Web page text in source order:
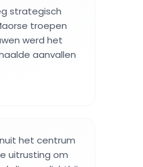
strategisch
troepen
werd het
aanvallen
het centrum
uitrusting om